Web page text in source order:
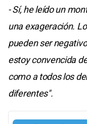
- Sí, he leído un
una exageración.
pueden ser
estoy convencida
como a todos los
diferentes".